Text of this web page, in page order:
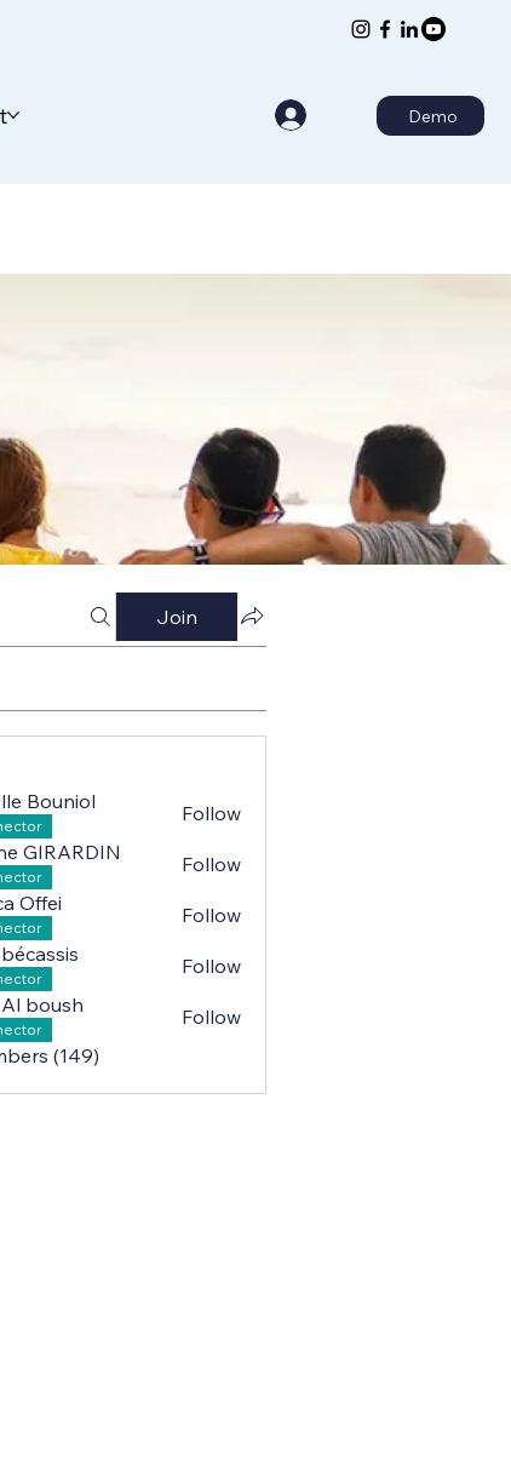
Demo
Join
Bouniol Follow
GIRARDIN Follow
Offei Follow
Follow
boush
Follow
(149)